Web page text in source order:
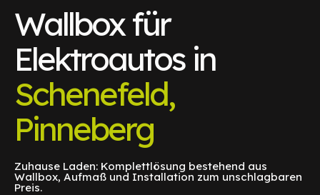
Wallbox für
Elektroautos in
Schenefeld,
Pinneberg
Zuhause Laden: Komplettlösung bestehend aus
Wallbox, Aufmaß und Installation zum unschlagbaren
Preis.